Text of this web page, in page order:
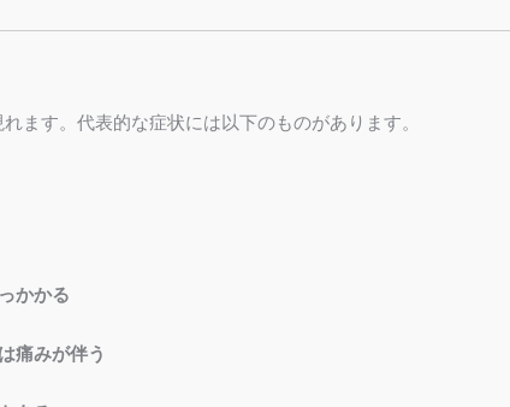
ます。代表的な症状には以下のものがあります。
かかる
痛みが伴う